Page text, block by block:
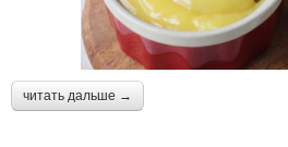
читать дальше →